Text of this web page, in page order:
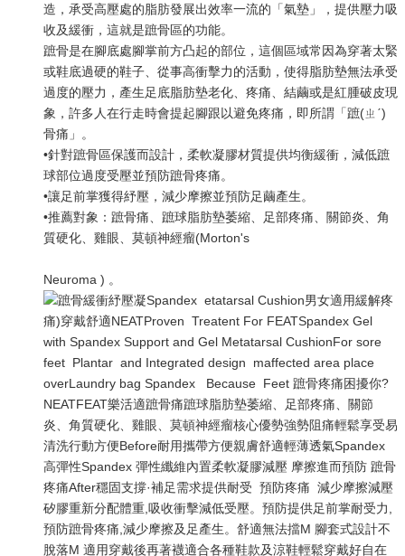
造，承受高壓處的脂肪發展出效率一流的「氣墊」，提供壓力吸
收及緩衝，這就是蹠骨區的功能。
蹠骨是在腳底處腳掌前方凸起的部位，這個區域常因為穿著太緊
或鞋底過硬的鞋子、從事高衝擊力的活動，使得脂肪墊無法承受
過度的壓力，產生足底脂肪墊老化、疼痛、結繭或是紅腫破皮現
象，許多人在行走時會提起腳跟以避免疼痛，即所謂「蹠(ㄓˊ)
骨痛」。
•針對蹠骨區保護而設計，柔軟凝膠材質提供均衡緩衝，減低蹠
球部位過度受壓並預防蹠骨疼痛。
•讓足前掌獲得紓壓，減少摩擦並預防足繭產生。
•推薦對象：蹠骨痛、蹠球脂肪墊萎縮、足部疼痛、關節炎、角
質硬化、雞眼、莫頓神經瘤(Morton's
Neuroma ) 。